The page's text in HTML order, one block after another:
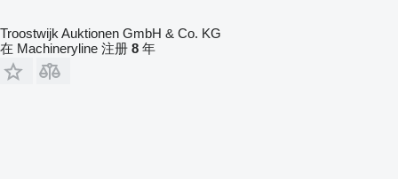
Troostwijk Auktionen GmbH & Co. KG
在 Machineryline 注册 8 年